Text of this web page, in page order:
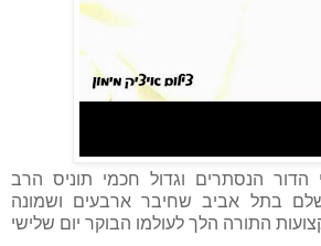
הדור הנסתרים וגדול חכמי תוניס הרב
בתל אביב שחיבר ארבעים ושמונה